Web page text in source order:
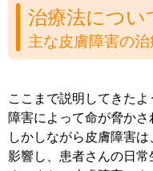
治療法につい
主な皮膚障害の
ここまで説明してきた
障害によって命が脅かさ
しかしながら皮膚障害
影響し、患者さんの日